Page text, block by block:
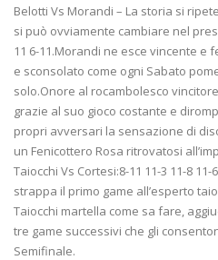
Belotti Vs Morandi – La storia si
si può ovviamente cambiare nel
11 6-11.Morandi ne esce vincente e
e sconsolato come ogni Sabato
solo.Onore al rocambolesco
grazie al suo gioco costante e
propri avversari la sensazione di
un Fenicottero Rosa ritrovatosi
Taiocchi Vs Cortesi:8-11 11-3 11-8
strappa il primo game all’esperto
Taiocchi martella come sa fare,
tre game successivi che gli
Semifinale.